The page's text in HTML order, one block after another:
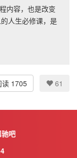
内容，也是改变
人生必修课，是
读 1705 61
吧